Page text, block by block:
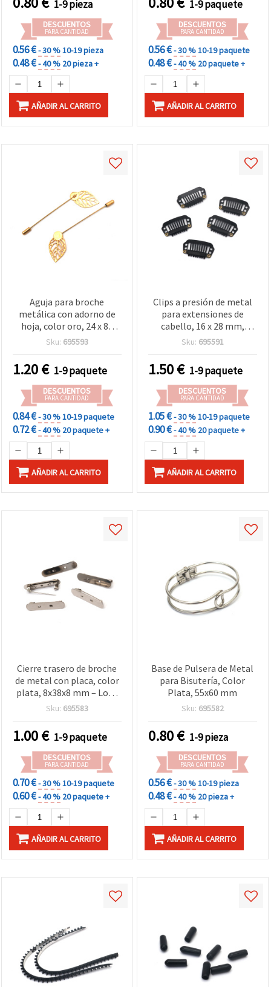
1-9 pieza
DESCUENTOS
PARA CANTIDAD
0.56 €- 30 %10-19 pieza
0.48 €- 40 % 20 pieza +
AÑADIR AL CARRITO
1-9 paquete
DESCUENTOS
PARA CANTIDAD
0.56 €- 30 %10-19 paquete
0.48 €- 40 % 20 paquete +
AÑADIR AL CARRITO
Aguja para broche
metálica con adorno de
hoja, color oro, 24 x 83
mm - 4 uds.
Sku: 695593
1.20€ 1-9 paquete
DESCUENTOS
PARA CANTIDAD
0.84 €- 30 %10-19 paquete
0.72 €- 40 % 20 paquete +
AÑADIR AL CARRITO
Clips a presión de metal
para extensiones de
cabello, 16 x 28 mm,
negro - Pack de 10
Sku: 695591
1.50€ 1-9 paquete
DESCUENTOS
PARA CANTIDAD
1.05 €- 30 %10-19 paquete
0.90 €- 40 % 20 paquete +
AÑADIR AL CARRITO
Cierre trasero de broche
de metal con placa, color
plata, 8x38x8 mm – Lote
de 5 piezas
Sku: 695583
1.00€ 1-9 paquete
DESCUENTOS
PARA CANTIDAD
0.70 €- 30 %10-19 paquete
0.60 €- 40 % 20 paquete +
AÑADIR AL CARRITO
Base de Pulsera de Metal
para Bisutería, Color
Plata, 55x60 mm
Sku: 695582
0.80€ 1-9 pieza
DESCUENTOS
PARA CANTIDAD
0.56 €- 30 %10-19 pieza
0.48 €- 40 % 20 pieza +
AÑADIR AL CARRITO